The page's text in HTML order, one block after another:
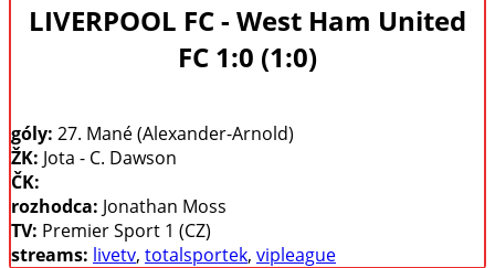
LIVERPOOL FC - West Ham United
FC 1:0 (1:0)
góly: 27. Mané (Alexander-Arnold)
ŽK: Jota - C. Dawson
ČK:
rozhodca: Jonathan Moss
TV: Premier Sport 1 (CZ)
streams: livetv, totalsportek, vipleague